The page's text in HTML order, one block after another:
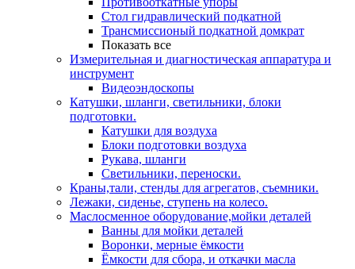
Стол гидравлический подкатной
Трансмиссионый подкатной домкрат
Показать все
Измерительная и диагностическая аппаратура и
инструмент
Видеоэндоскопы
Катушки, шланги, светильники, блоки
подготовки.
Катушки для воздуха
Блоки подготовки воздуха
Рукава, шланги
Светильники, переноски.
Краны,тали, стенды для агрегатов, съемники.
Лежаки, сиденье, ступень на колесо.
Маслосменное оборудование,мойки деталей
Ванны для мойки деталей
Воронки, мерные ёмкости
Ёмкости для сбора, и откачки масла